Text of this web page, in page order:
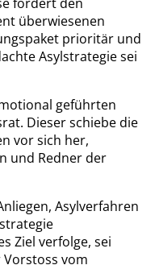
überwiesenen
prioritär und
Asylstrategie sei
geführten
Dieser schiebe die
vor sich her,
und Redner der
Asylverfahren
Ziel verfolge, sei
Vorstoss vom